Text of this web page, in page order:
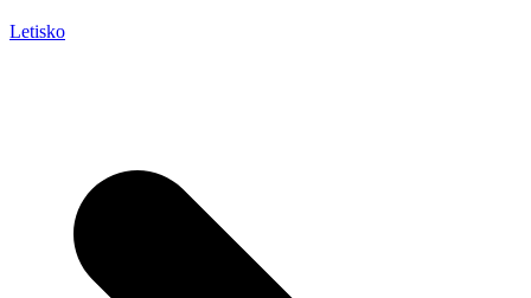
Letisko